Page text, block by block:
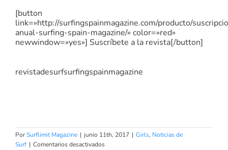
[button
link=»http://surfingspainmagazine.com/producto/
anual-surfing-spain-magazine/» color=»red»
newwindow=»yes»] Suscríbete a la revista[/button]
revistadesurfsurfingspainmagazine
PorSurflimit Magazine | junio 11th, 2017 | Girls, Noticias de
Surf | Comentarios desactivadosen